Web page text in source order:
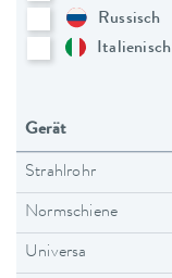
Russisch
Italienisch
Gerät
Strahlrohr
Normschiene
Universa